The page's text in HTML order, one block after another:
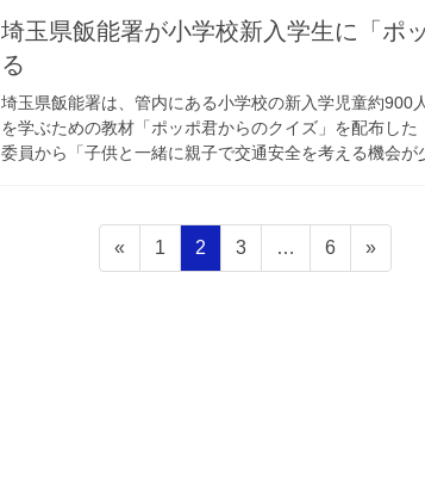
埼玉県飯能署が小学校新入学生に「ポッポ君からのクイズ」配
る
埼玉県飯能署は、管内にある小学校の新入学児童約900
を学ぶための教材「ポッポ君からのクイズ」を配布し
委員から「子供と一緒に親子で交通安全を考える機会
«
固
定
1
固
定
2
固
定
3 …
固
定
6 »